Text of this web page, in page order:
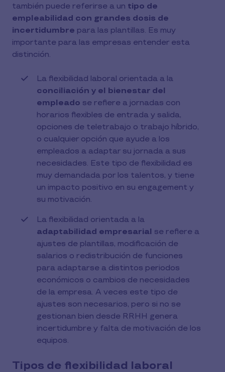
también puede referirse a un tipo de
empleabilidad con grandes dosis de
incertidumbre para las plantillas. Es muy
importante para las empresas entender esta
distinción.
La flexibilidad laboral orientada a la
conciliación y el bienestar del
empleado se refiere a jornadas con
horarios flexibles de entrada y salida,
opciones de teletrabajo o trabajo híbrido,
o cualquier opción que ayude a los
empleados a adaptar su jornada a sus
necesidades. Este tipo de flexibilidad es
muy demandada por los talentos, y tiene
un impacto positivo en su engagement y
su motivación.
La flexibilidad orientada a la
adaptabilidad empresarial se refiere a
ajustes de plantillas, modificación de
salarios o redistribución de funciones
para adaptarse a distintos periodos
económicos o cambios de necesidades
de la empresa. A veces este tipo de
ajustes son necesarios, pero si no se
gestionan bien desde RRHH genera
incertidumbre y falta de motivación de los
equipos.
Tipos de flexibilidad laboral